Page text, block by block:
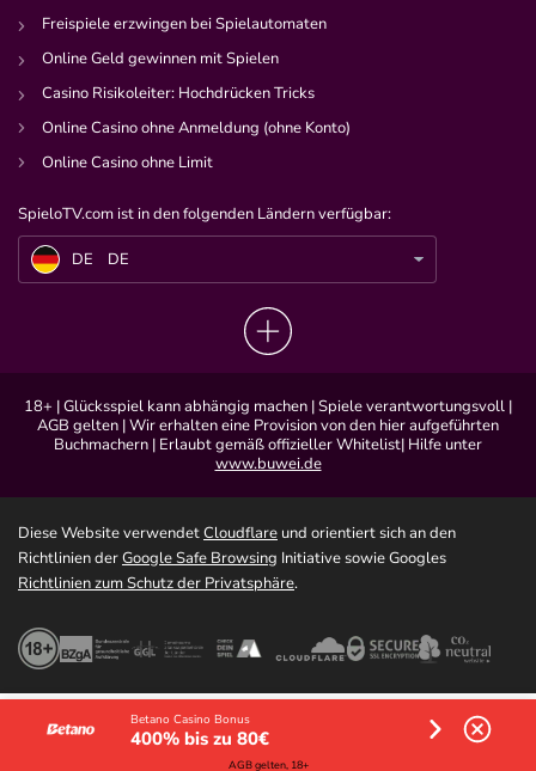
Freispiele erzwingen bei Spielautomaten
Online Geld gewinnen mit Spielen
Casino Risikoleiter: Hochdrücken Tricks
Online Casino ohne Anmeldung (ohne Konto)
Online Casino ohne Limit
SpieloTV.com ist in den folgenden Ländern verfügbar:
DE
DE
18+ | Glücksspiel kann abhängig machen | Spiele verantwortungsvoll |
AGB gelten | Wir erhalten eine Provision von den hier aufgeführten
Buchmachern | Erlaubt gemäß offizieller Whitelist| Hilfe unter
www.buwei.de
Diese Website verwendetCloudflare und orientiert sich an den
Richtlinien derGoogle Safe Browsing Initiative sowie Googles
Richtlinien zum Schutz der Privatsphäre.
Betano Casino Bonus
400% bis zu 80€
AGB gelten, 18+